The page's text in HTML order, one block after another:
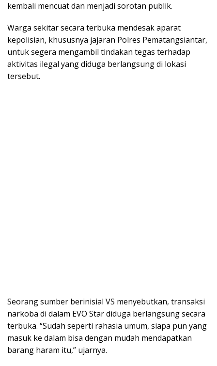
kembali mencuat dan menjadi sorotan publik.
Warga sekitar secara terbuka mendesak aparat
kepolisian, khususnya jajaran Polres Pematangsiantar,
untuk segera mengambil tindakan tegas terhadap
aktivitas ilegal yang diduga berlangsung di lokasi
tersebut.
Seorang sumber berinisial VS menyebutkan, transaksi
narkoba di dalam EVO Star diduga berlangsung secara
terbuka. “Sudah seperti rahasia umum, siapa pun yang
masuk ke dalam bisa dengan mudah mendapatkan
barang haram itu,” ujarnya.